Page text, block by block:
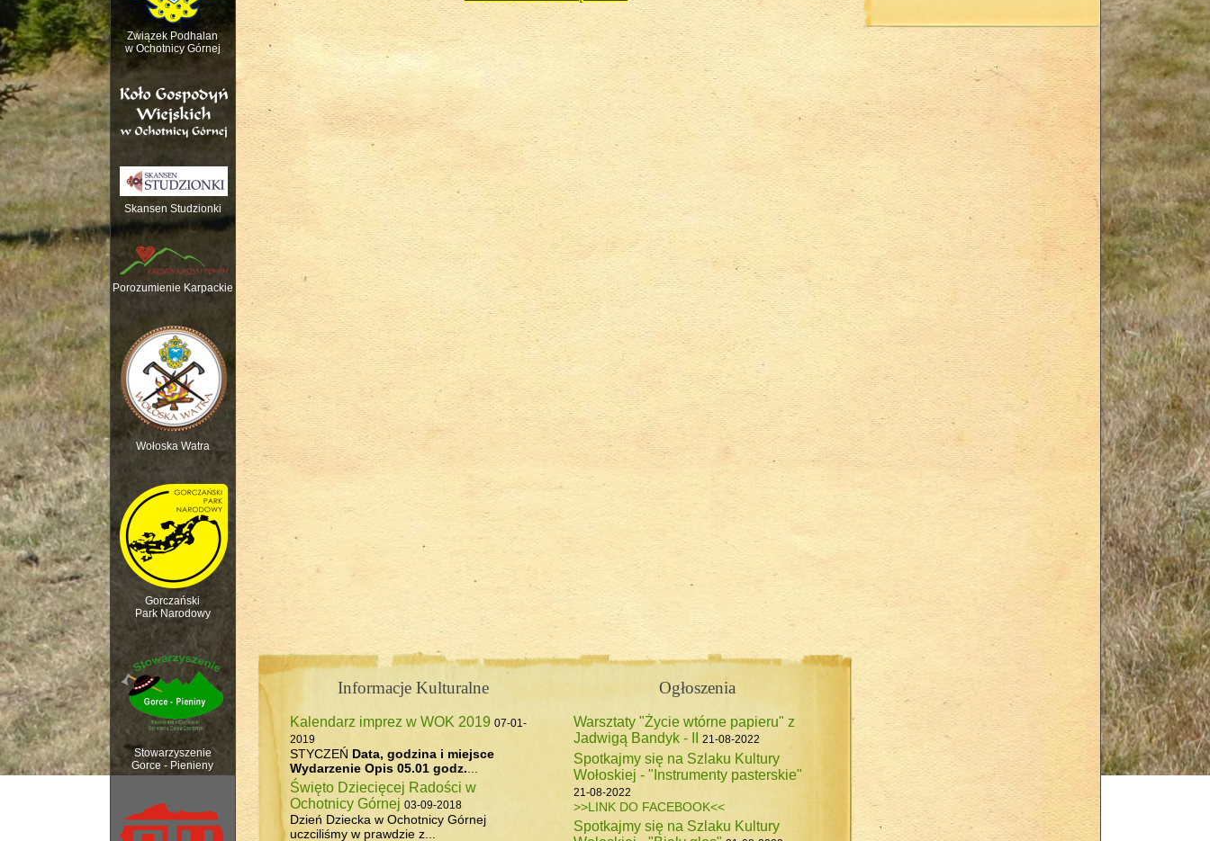
Związek Podhalan
w Ochotnicy Górnej
Skansen Studzionki
Porozumienie Karpackie
Wołoska Watra
Gorczański
Park Narodowy
Stowarzyszenie
Gorce - Pienieny
Święto dziecięcej Radości - Dzień Dziecka 2018
Nauka gry na tradycyjnych instrumentach ludowych w WOK 2018
Polana Kurnytowa - Forendówki 2018
Rozpoczęcie sezonu pasterskiego, 6 maj 2017
Informacje Kulturalne
Kalendarz imprez w WOK 2019 07-01-
2019
STYCZEŃ Data, godzina i miejsce
Wydarzenie Opis 05.01 godz.
Święto Dziecięcej Radości w
Ochotnicy Górnej 03-09-2018
Dzień Dziecka w Ochotnicy Górnej
uczciliśmy w prawdzie z...
Ogłoszenia
Warsztaty "Życie wtórne papieru" z
Jadwigą Bandyk - II
21-08-2022
Spotkajmy się na Szlaku Kultury
Wołoskiej - "Instrumenty pasterskie"
21-08-2022
>>LINK DO FACEBOOK<<
Spotkajmy się na Szlaku Kultury